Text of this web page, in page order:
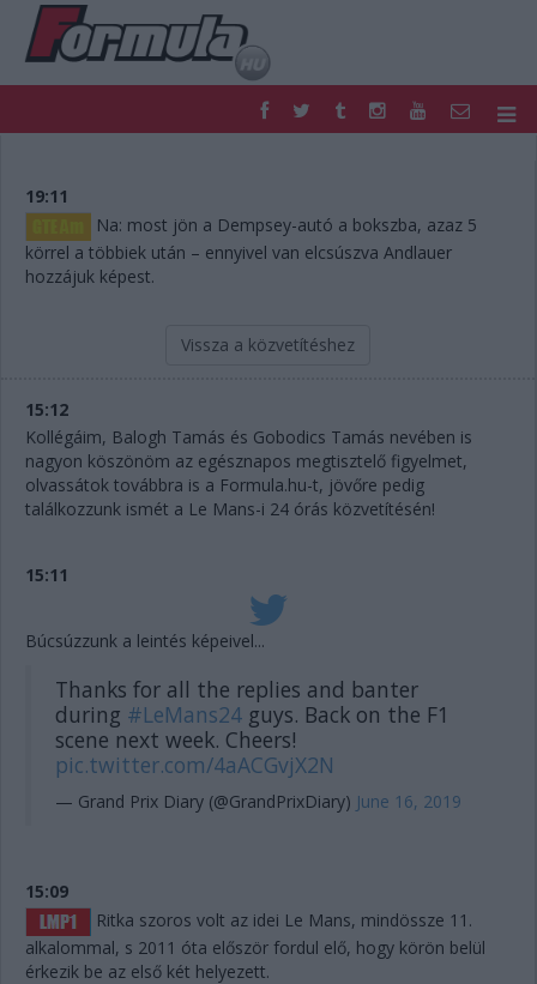
FORMULA
NEMZETKÖZI
HAZAI
RETRO
EGYÉB
PODCAST
PONTÁLLÁSOK
19:11
Na: most jön a Dempsey-autó a bokszba, azaz 5
körrel a többiek után – ennyivel van elcsúszva Andlauer
hozzájuk képest.
Vissza a közvetítéshez
15:12
Kollégáim, Balogh Tamás és Gobodics Tamás nevében is
nagyon köszönöm az egésznapos megtisztelő figyelmet,
olvassátok továbbra is a Formula.hu-t, jövőre pedig
találkozzunk ismét a Le Mans-i 24 órás közvetítésén!
15:11
Búcsúzzunk a leintés képeivel...
Thanks for all the replies and banter
during #LeMans24 guys. Back on the F1
scene next week. Cheers!
pic.twitter.com/4aACGvjX2N
— Grand Prix Diary (@GrandPrixDiary) June 16, 2019
15:09
Ritka szoros volt az idei Le Mans, mindössze 11.
alkalommal, s 2011 óta először fordul elő, hogy körön belül
érkezik be az első két helyezett.